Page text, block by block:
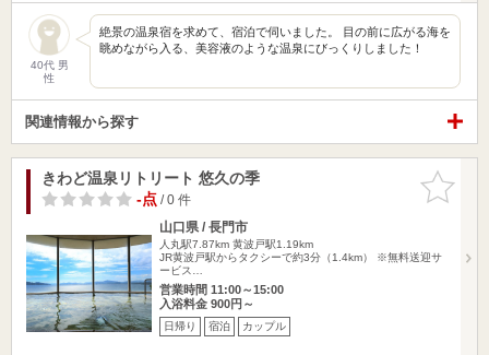
40代 男
性
絶景の温泉宿を求めて、宿泊で伺いました。 目の前に広がる海を
眺めながら入る、美容液のような温泉にびっくりしました！
関連情報から探す
お気に入
りに追加
きわど温泉リトリート 悠久の季
-点/ 0 件
山口県 / 長門市
人丸駅7.87km 黄波戸駅1.19km
JR黄波戸駅からタクシーで約3分（1.4km） ※無料送迎サ
ービス…
営業時間 11:00～15:00
入浴料金 900円～
日帰り 宿泊 カップル